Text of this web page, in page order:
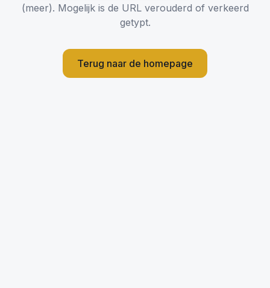
(meer). Mogelijk is de URL verouderd of verkeerd
getypt.
Terug naar de homepage